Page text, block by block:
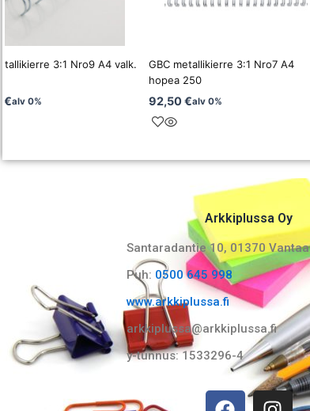
3:1 Nro9 A4 valk.
€alv 0%
GBC metallikierre 3:1 Nro7 A4
hopea 250
92,50€alv 0%
Arkkiplussa Oy
Santaradantie 10, 01370 Vantaa​
Puh: 0500 645 998
www.arkkiplussa.fi
arkkiplussa@arkkiplussa.fi
y-tunnus: 1533296-4
F
I